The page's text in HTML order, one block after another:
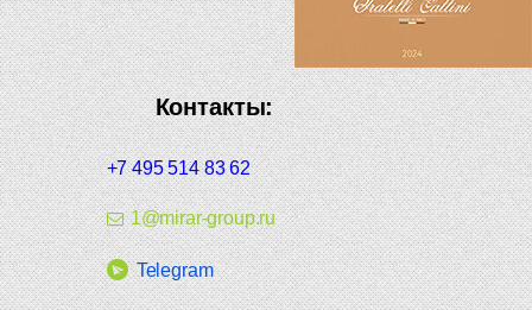
Контакты:
+7 495 514 83 62
1@mirar-group.ru
Telegram